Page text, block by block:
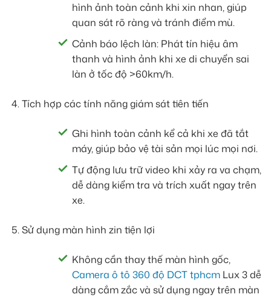
hình ảnh toàn cảnh khi xin nhan, giúp
quan sát rõ ràng và tránh điểm mù.
Cảnh báo lệch làn: Phát tín hiệu âm
thanh và hình ảnh khi xe di chuyển sai
làn ở tốc độ >60km/h.
Tích hợp các tính năng giám sát tiên tiến
Ghi hình toàn cảnh kể cả khi xe đã tắt
máy, giúp bảo vệ tài sản mọi lúc mọi nơi.
Tự động lưu trữ video khi xảy ra va chạm,
dễ dàng kiểm tra và trích xuất ngay trên
xe.
Sử dụng màn hình zin tiện lợi
Không cần thay thế màn hình gốc,
Camera ô tô 360 độ DCT tphcmLux 3 dễ
dàng cắm zắc và sử dụng ngay trên màn